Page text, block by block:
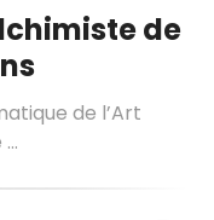
de
de l’Art